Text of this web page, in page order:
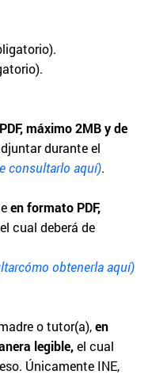
máximo 2MB y de
durante el
consultarlo aquí).
en formato PDF,
el cual deberá de
cómo obtenerla aquí)
o tutor(a),en
legible,el cual
Únicamente INE,